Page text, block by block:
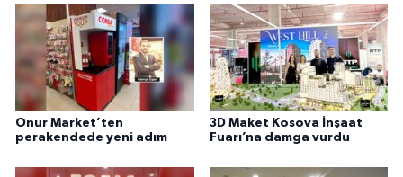
Onur Market’ten
perakendede yeni adım
3D Maket Kosova İnşaat
Fuarı’na damga vurdu